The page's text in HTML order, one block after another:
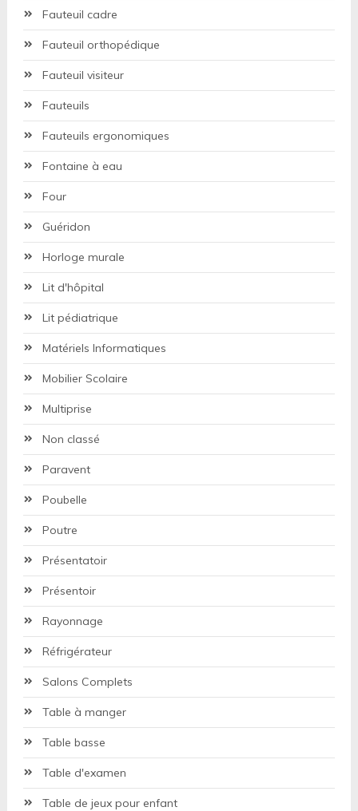
Fauteuil cadre
Fauteuil orthopédique
Fauteuil visiteur
Fauteuils
Fauteuils ergonomiques
Fontaine à eau
Four
Guéridon
Horloge murale
Lit d'hôpital
Lit pédiatrique
Matériels Informatiques
Mobilier Scolaire
Multiprise
Non classé
Paravent
Poubelle
Poutre
Présentatoir
Présentoir
Rayonnage
Réfrigérateur
Salons Complets
Table à manger
Table basse
Table d'examen
Table de jeux pour enfant